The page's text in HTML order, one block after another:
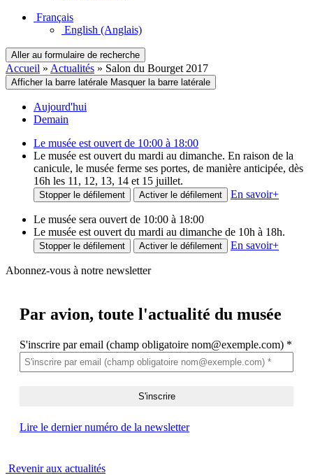
Français
English (Anglais)
Aller au formulaire de recherche
Accueil » Actualités » Salon du Bourget 2017
Afficher la barre latérale Masquer la barre latérale
Aujourd'hui
Demain
Le musée est ouvert de 10:00 à 18:00
Le musée est ouvert du mardi au dimanche. En raison de la
canicule, le musée ferme ses portes, de manière anticipée, dès
16h les 11, 12, 13, 14 et 15 juillet.
Stopper le défilement Activer le défilement En savoir+
Le musée sera ouvert de 10:00 à 18:00
Le musée est ouvert du mardi au dimanche de 10h à 18h.
Stopper le défilement Activer le défilement En savoir+
Abonnez-vous à notre newsletter
Par avion, toute l'actualité du musée
S'inscrire par email (champ obligatoire nom@exemple.com) *
Lire le dernier numéro de la newsletter
Revenir aux actualités